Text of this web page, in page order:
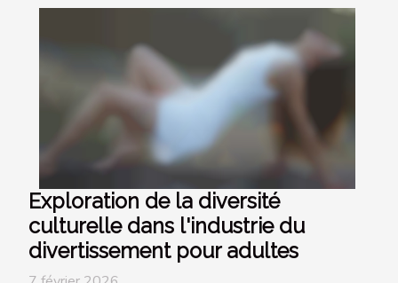
Exploration de la diversité
culturelle dans l'industrie du
divertissement pour adultes